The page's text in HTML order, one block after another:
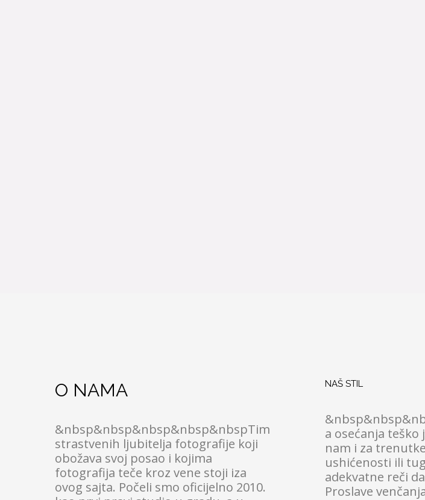
O NAMA
&nbsp&nbsp&nbsp&nbsp&nbspTim
strastvenih ljubitelja fotografije koji
obožava svoj posao i kojima
fotografija teče kroz vene stoji iza
ovog sajta. Počeli smo oficijelno 2010.
NAŠ STIL
a osećanja
nam i za
ushićenosti ili
adekvatne reči
Proslave